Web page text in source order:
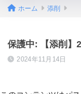
ホーム 添削
保護中: 【添削】
2024年11月14日